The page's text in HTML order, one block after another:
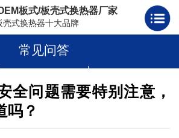
板式/板壳式换热器厂家
壳式换热器十大品牌
板壳式换热器
常见问答
全问题需要特别注意，
吗？